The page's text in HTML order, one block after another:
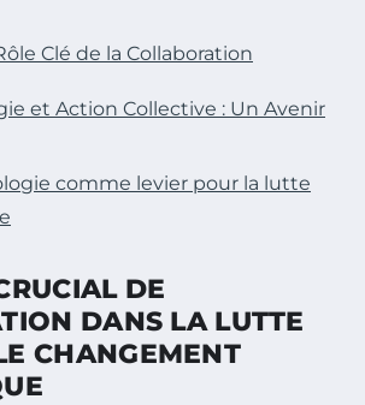
Clé de la Collaboration
et Action Collective : Un Avenir
comme levier pour la lutte
DE
DANS LA LUTTE
CHANGEMENT